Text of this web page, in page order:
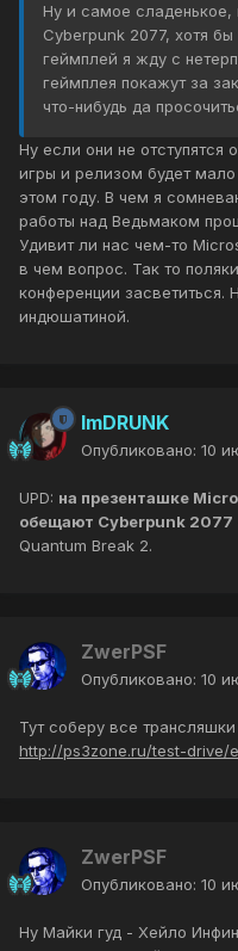
Ну и самое сладенькое,
Cyberpunk 2077, хотя
геймплей я жду с
геймплея покажут за
что-нибудь да
Ну если они не
игры и релизом будет
этом году. В чем я
работы над Ведьмаком
Удивит ли нас чем-то
в чем вопрос. Так то
конференции
индюшатиной.
ImDRUNK
Опубликовано: 10
UPD: на презенташке
обещают Cyberpunk 2077
Quantum Break 2.
ZwerPSF
Опубликовано: 10
Тут соберу все
http://ps3zone.ru/test-drive/
ZwerPSF
Опубликовано: 10
Ну Майки гуд - Хейло